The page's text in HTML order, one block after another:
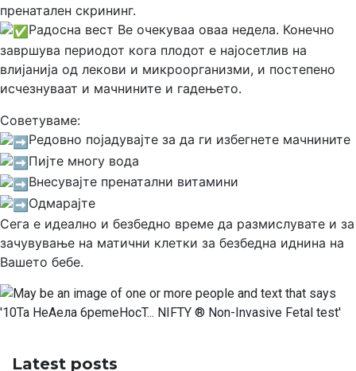
пренатален скрининг.
Радосна вест Ве очекуваа оваа недела. Конечно
завршува периодот кога плодот е најосетлив на
влијанија од лекови и микроорганизми, и постепено
исчезнуваат и мачнините и гадењето.
Советуваме:
Редовно појадувајте за да ги избегнете мачнините
Пијте многу вода
Внесувајте пренатални витамини
Одмарајте
Сега е идеално и безбедно време да размислувате и за
зачувување на матични клетки за безбедна иднина на
Вашето бебе.
Latest posts